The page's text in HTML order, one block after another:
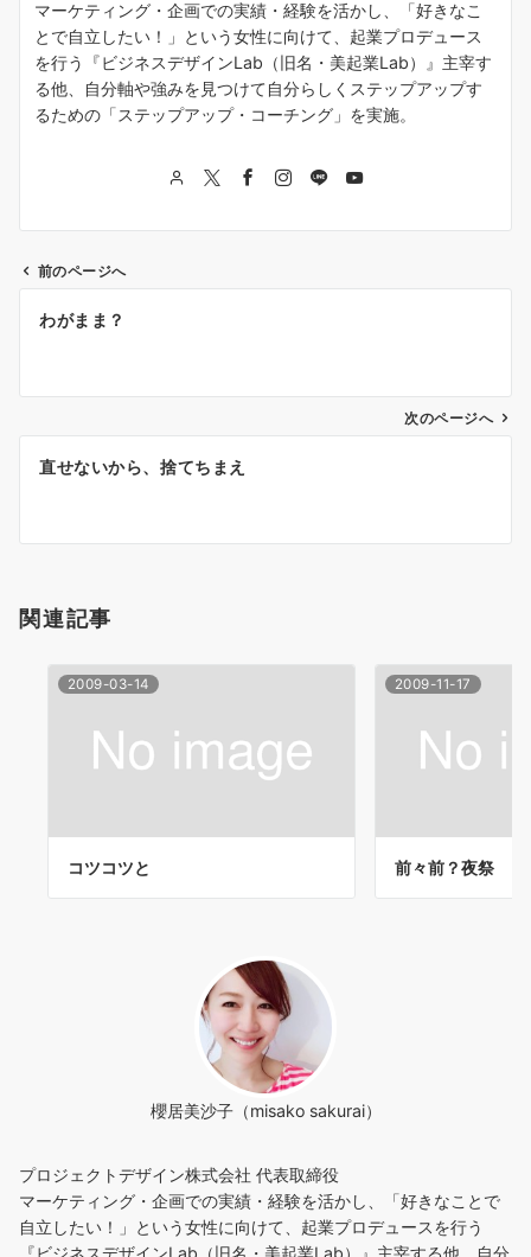
マーケティング・企画での実績・経験を活かし、「好きなこ
とで自立したい！」という女性に向けて、起業プロデュース
を行う『ビジネスデザインLab（旧名・美起業Lab）』主宰す
る他、自分軸や強みを見つけて自分らしくステップアップす
るための「ステップアップ・コーチング」を実施。
ゲ
シ
ン
前のページへ
わがまま？
次のページへ
直せないから、捨てちまえ
関連記事
2009-03-14
コツコツと
2009-11-17
前々前？夜祭
櫻居美沙子（misako sakurai）
プロジェクトデザイン株式会社 代表取締役
マーケティング・企画での実績・経験を活かし、「好きなことで
自立したい！」という女性に向けて、起業プロデュースを行う